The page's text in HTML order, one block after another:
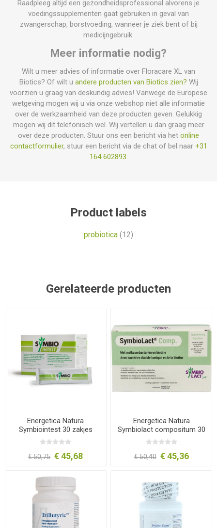
Raadpleeg altijd een gezondheidsprofessional alvorens je
voedingssupplementen gaat gebruiken in geval van
zwangerschap, borstvoeding, wanneer je ziek bent of bij
medicijngebruik.
Meer informatie nodig?
Wilt u meer advies of informatie over Floracare XL van
Biotics? Of wilt u andere producten van Biotics zien? Wij
voorzien u graag van deskundig advies! Vanwege de Europese
wetgeving mogen wij u via onze webshop niet alle informatie
over de werkzaamheid van deze producten geven. Gelukkig
mogen wij dit telefonisch wel. Wij vertellen u dan graag meer
over deze producten. Stuur ons een bericht via het online
contactformulier, stuur een bericht via de chat of bel naar +31
164 602893.
Product labels
probiotica (12)
Gerelateerde producten
Energetica Natura
Symbiointest 30 zakjes
€ 50,75 € 45,68
Energetica Natura
Symbiolact compositum 30
zakjes
€ 50,40 € 45,36